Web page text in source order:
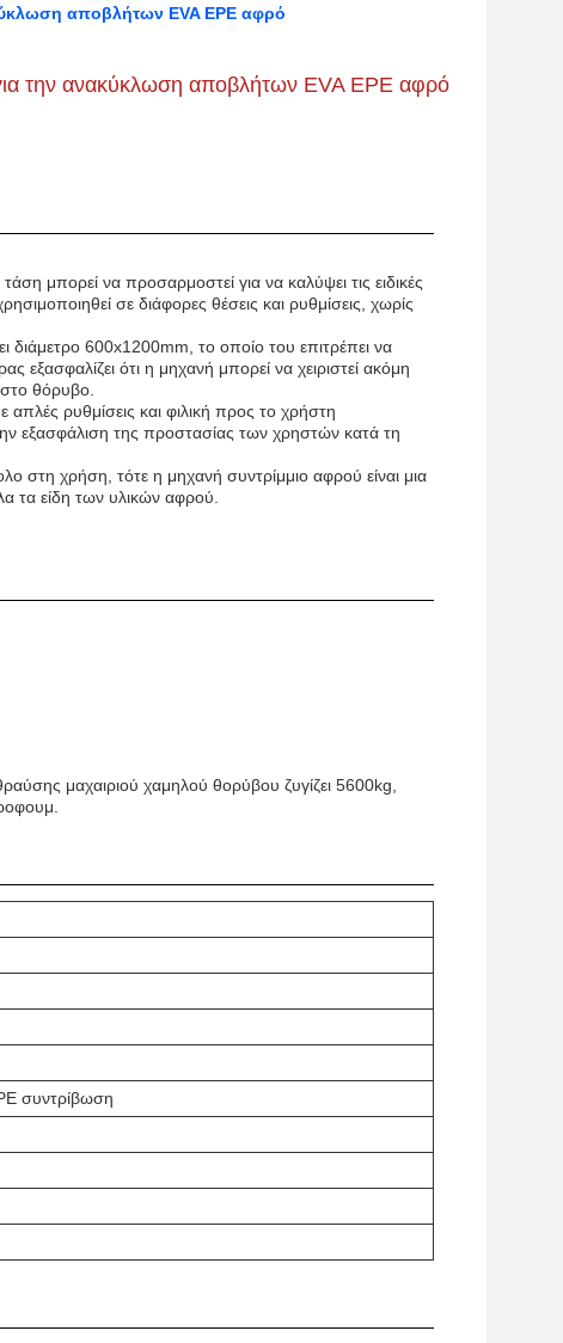
αποβλήτων EVA EPE αφρό
την ανακύκλωση αποβλήτων EVA EPE αφρό
μπορεί να προσαρμοστεί για να καλύψει τις ειδικές
σε διάφορες θέσεις και ρυθμίσεις, χωρίς
διάμετρο 600x1200mm, το οποίο του επιτρέπει να
εξασφαλίζει ότι η μηχανή μπορεί να χειριστεί ακόμη
θόρυβο.
ρυθμίσεις και φιλική προς το χρήστη
εξασφάλιση της προστασίας των χρηστών κατά τη
στη χρήση, τότε η μηχανή συντρίμμιο αφρού είναι μια
τα είδη των υλικών αφρού.
μαχαιριού χαμηλού θορύβου ζυγίζει 5600kg,
συντρίβωση